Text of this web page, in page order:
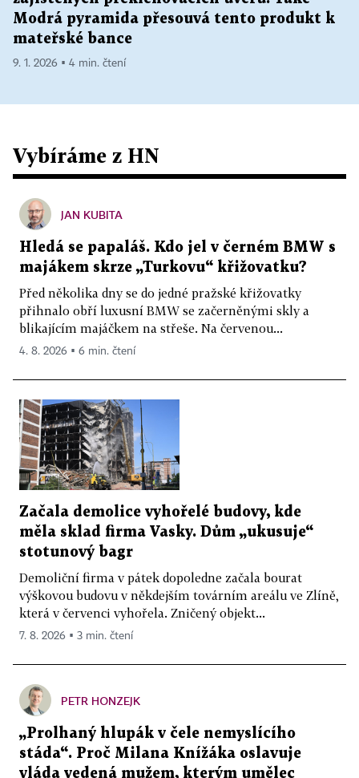
Modrá pyramida přesouvá tento produkt k
mateřské bance
9. 1. 2026 ▪ 4 min. čtení
Vybíráme z HN
JAN KUBITA
Hledá se papaláš. Kdo jel v černém BMW s
majákem skrze „Turkovu“ křižovatku?
Před několika dny se do jedné pražské křižovatky
přihnalo obří luxusní BMW se začerněnými skly a
blikajícím majáčkem na střeše. Na červenou...
4. 8. 2026 ▪ 6 min. čtení
Začala demolice vyhořelé budovy, kde
měla sklad firma Vasky. Dům „ukusuje“
stotunový bagr
Demoliční firma v pátek dopoledne začala bourat
výškovou budovu v někdejším továrním areálu ve Zlíně,
která v červenci vyhořela. Zničený objekt...
7. 8. 2026 ▪ 3 min. čtení
PETR HONZEJK
„Prolhaný hlupák v čele nemyslícího
stáda“. Proč Milana Knížáka oslavuje
vláda vedená mužem, kterým umělec